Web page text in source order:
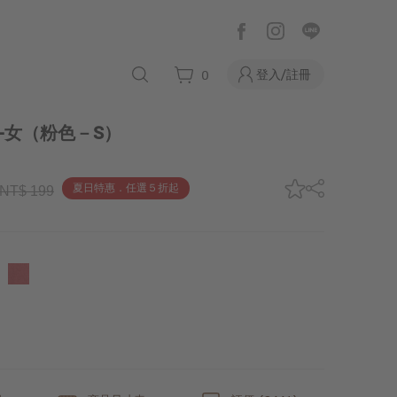
0 登入/註冊
女 （粉色－S）
NT$ 199 夏日特惠．任選５折起